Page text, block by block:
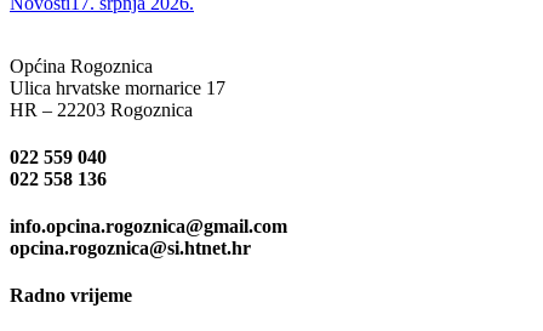
Općina Rogoznica
Ulica hrvatske mornarice 17
HR – 22203 Rogoznica
022 559 040
022 558 136
info.opcina.rogoznica@gmail.com
opcina.rogoznica@si.htnet.hr
Radno vrijeme